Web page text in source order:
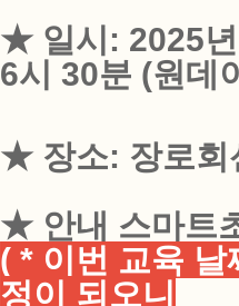
★ 일시: 2025년
6시 30분 (원데
★ 장소: 장로회
★ 안내 스마트
( * 이번 교육
정이 되오니